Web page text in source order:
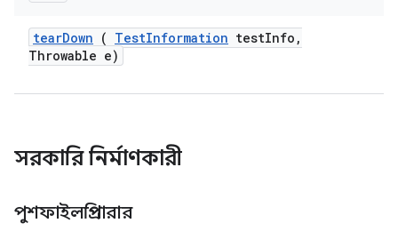
tearDown ( TestInformation testInfo ,
Throwable e)
সরকারি নির্মাণকারী
পুশফাইলপ্রিপারার